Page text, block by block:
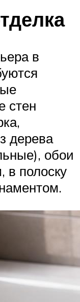
в
стен
дерева
обои
в полоску